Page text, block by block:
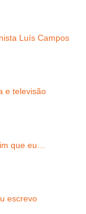
Luís Campos
e televisão
que eu…
escrevo